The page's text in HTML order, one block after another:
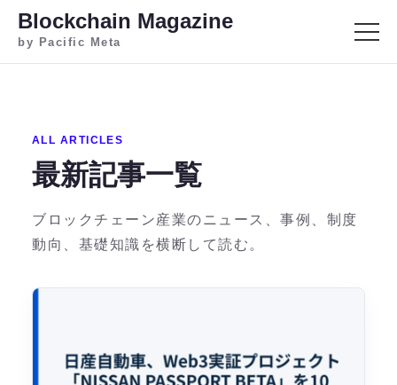
Blockchain Magazine
by Pacific Meta
ALL ARTICLES
最新記事一覧
ブロックチェーン産業のニュース、事例、制度
動向、基礎知識を横断して読む。